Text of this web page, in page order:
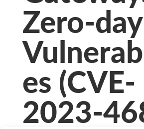
Zero-day
es (CVE-
2023-